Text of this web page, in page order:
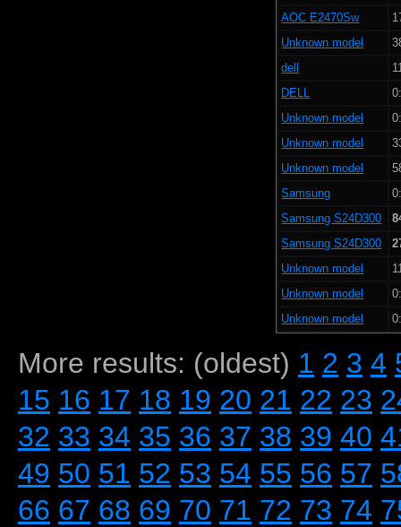
AOC E2470Sw
Unknown model
dell
DELL
Unknown model
Unknown model
Unknown model
Samsung
Samsung S24D300
Samsung S24D300
Unknown model
Unknown model
Unknown model
More results: (oldest) 1 2 3 4
15 16 17 18 19 20 21 22 23
32 33 34 35 36 37 38 39 40
49 50 51 52 53 54 55 56 57
66 67 68 69 70 71 72 73 74